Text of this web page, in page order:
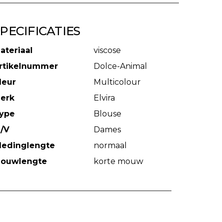
viscose
Dolce-Animal
Multicolour
Elvira
Blouse
V
Dames
normaal
korte mouw